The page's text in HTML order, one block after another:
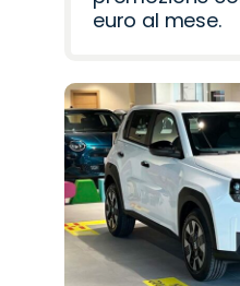
euro al mese.